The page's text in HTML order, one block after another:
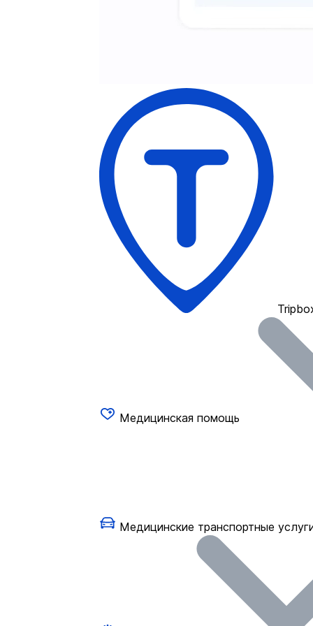
Медицинская помощь
Медицинские транспортные